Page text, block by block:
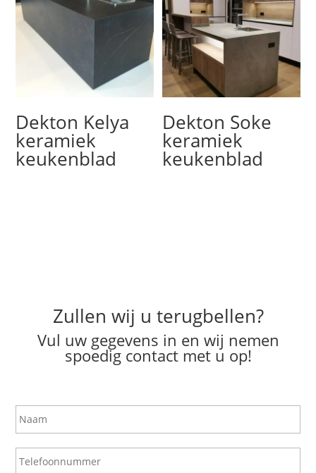
Dekton Kelya
keramiek
keukenblad
Dekton Soke
keramiek
keukenblad
Zullen wij u terugbellen?
Vul uw gegevens in en wij nemen
spoedig contact met u op!
N
a
T
e